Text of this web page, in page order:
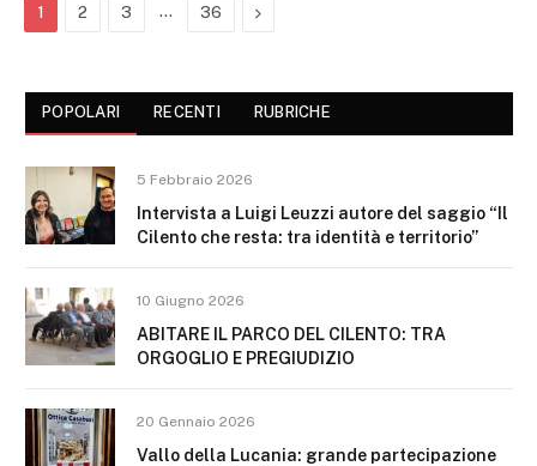
1 2 3 … 36 Next
POPOLARI RECENTI RUBRICHE
5 Febbraio 2026
Intervista a Luigi Leuzzi autore del saggio “Il
Cilento che resta: tra identità e territorio”
10 Giugno 2026
ABITARE IL PARCO DEL CILENTO: TRA
ORGOGLIO E PREGIUDIZIO
20 Gennaio 2026
Vallo della Lucania: grande partecipazione